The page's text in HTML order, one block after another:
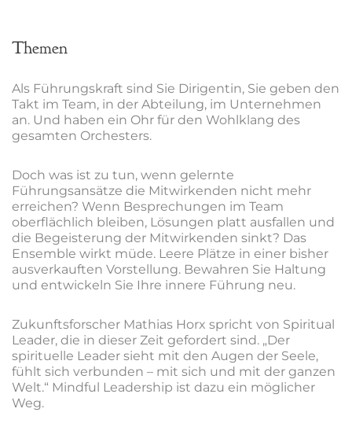
Themen
Als Führungskraft sind Sie Dirigentin, Sie geben den
Takt im Team, in der Abteilung, im Unternehmen
an. Und haben ein Ohr für den Wohlklang des
gesamten Orchesters.
Doch was ist zu tun, wenn gelernte
Führungsansätze die Mitwirkenden nicht mehr
erreichen? Wenn Besprechungen im Team
oberflächlich bleiben, Lösungen platt ausfallen und
die Begeisterung der Mitwirkenden sinkt? Das
Ensemble wirkt müde. Leere Plätze in einer bisher
ausverkauften Vorstellung. Bewahren Sie Haltung
und entwickeln Sie Ihre innere Führung neu.
Zukunftsforscher Mathias Horx spricht von Spiritual
Leader, die in dieser Zeit gefordert sind. „Der
spirituelle Leader sieht mit den Augen der Seele,
fühlt sich verbunden – mit sich und mit der ganzen
Welt.“ Mindful Leadership ist dazu ein möglicher
Weg.